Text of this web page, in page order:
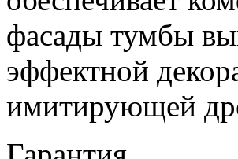
фасады тумбы
эффектной
имитирующей